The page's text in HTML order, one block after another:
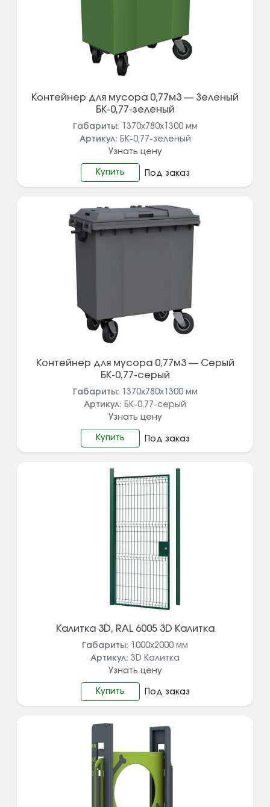
Контейнер для мусора 0,77м3 — Зеленый
БК-0,77-зеленый
Габариты: 1370х780х1300 мм
Артикул: БК-0,77-зеленый
Узнать цену
Купить Под заказ
Контейнер для мусора 0,77м3 — Серый
БК-0,77-серый
Габариты: 1370х780х1300 мм
Артикул: БК-0,77-серый
Узнать цену
Купить Под заказ
Калитка 3D, RAL 6005 3D Калитка
Габариты: 1000х2000 мм
Артикул: 3D Калитка
Узнать цену
Купить Под заказ